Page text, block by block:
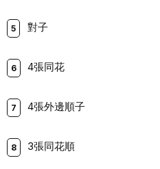
對⼦
4張同花
4張外邊順⼦
3張同花順